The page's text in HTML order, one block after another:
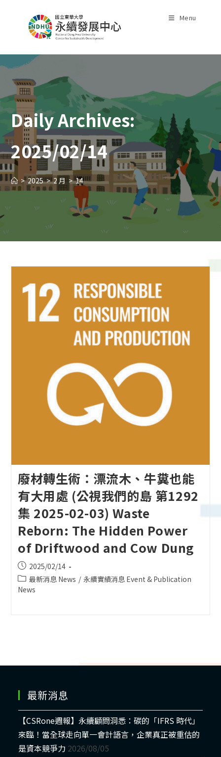
Menu
Daily Archives:
2025/02/14
> 2025 > 2 月 > 14
廢材轉生術：漂流木、牛糞也能
有大用處 (公視我們的島 第1292
集 2025-02-03) Waste
Reborn: The Hidden Power
of Driftwood and Cow Dung
Post
published:
2025/02/14
Post
category:
最新消息 News / 永續實績消息 Event & Publication
News
最新消息
【CSRone週報】永續顧問洞悉：碳的「IFRS 時代」
來臨！當全球走向單一會計語言，企業真正被重估的
是資本競爭力 2026/08/05